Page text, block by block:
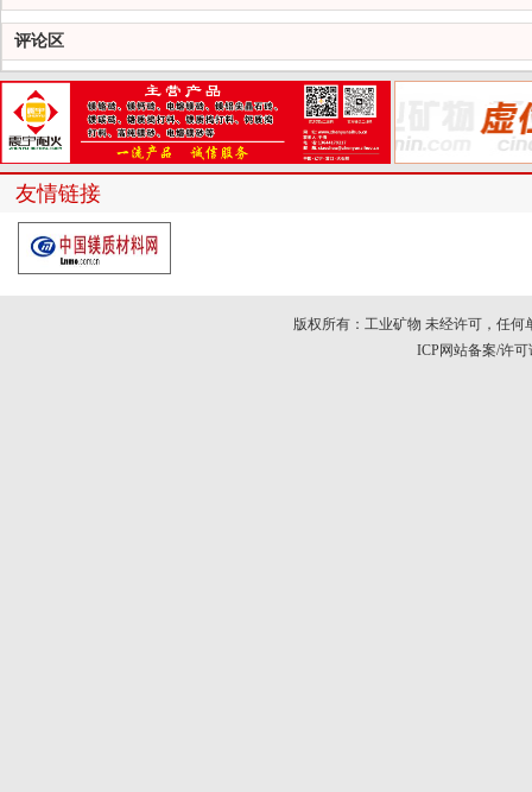
评论区
友情链接
版权所有：工业矿物 未经许可，任
ICP网站备案/许可